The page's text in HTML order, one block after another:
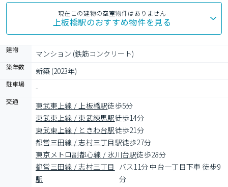
現在この建物の空室物件はありません
上板橋駅のおすすめ物件を見る
建物 マンション (鉄筋コンクリート)
築年数 新築 (2023年)
駐車場 -
交通 東武東上線 / 上板橋駅徒歩5分
東武東上線 / 東武練馬駅徒歩14分
東武東上線 / ときわ台駅徒歩21分
都営三田線 / 志村三丁目駅徒歩27分
東京メトロ副都心線 / 氷川台駅徒歩28分
都営三田線 / 志村三丁目
駅
バス11分 中台一丁目下車 徒歩9
分